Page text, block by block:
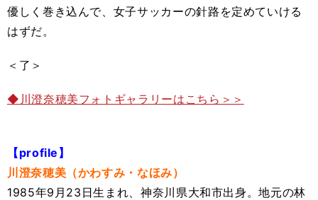
優しく巻き込んで、女子サッカーの針路を定めていける
はずだ。
＜了＞
◆川澄奈穂美フォトギャラリーはこちら＞＞
【profile】
川澄奈穂美（かわすみ・なほみ）
1985年9月23日生まれ、神奈川県大和市出身。地元の林